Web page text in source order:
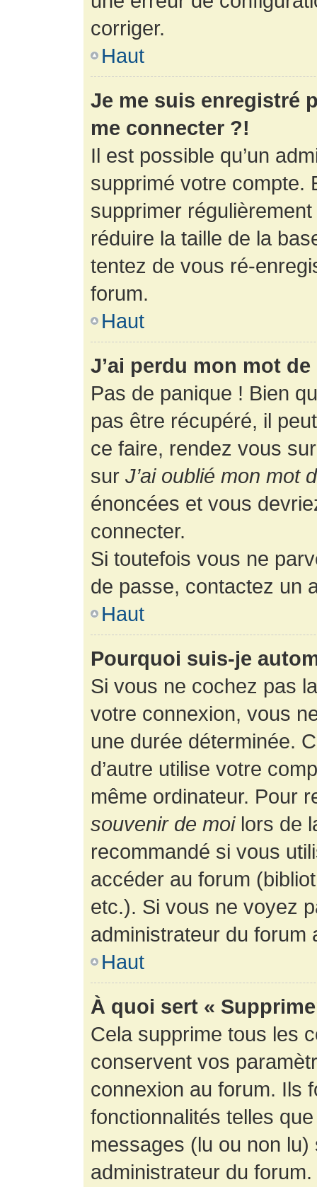
corriger.
Haut
Je me suis enregistré
me connecter ?!
Il est possible qu’un
supprimé votre compte.
supprimer
réduire la taille de la
tentez de vous ré-
forum.
Haut
J’ai perdu mon mot
Pas de panique ! Bien
pas être récupéré, il
ce faire, rendez vous
sur J’ai oublié mon mot
énoncées et vous
connecter.
Si toutefois vous ne
de passe, contactez un
Haut
Pourquoi suis-je
Si vous ne cochez pas
votre connexion, vous
une durée déterminée.
d’autre utilise votre
même ordinateur. Pour
souvenir de moilors de
recommandé si vous
accéder au forum
etc.). Si vous ne voyez
administrateur du forum
Haut
À quoi sert «
Cela supprime tous les
conservent vos
connexion au forum. Ils
fonctionnalités telles
messages (lu ou non
administrateur du